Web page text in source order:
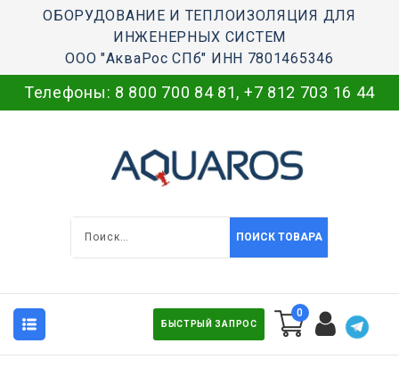
ОБОРУДОВАНИЕ И ТЕПЛОИЗОЛЯЦИЯ ДЛЯ
ИНЖЕНЕРНЫХ СИСТЕМ
ООО "АкваРос СПб" ИНН 7801465346
Телефоны: 8 800 700 84 81, +7 812 703 16 44
ПОИСК ТОВАРА
БЫСТРЫЙ ЗАПРОС
0